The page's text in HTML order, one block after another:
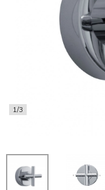
1/3